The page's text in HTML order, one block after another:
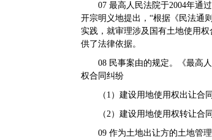
07 最高人民法院于2004年通
开宗明义地提出，“根据《民法通
实践，就审理涉及国有土地使用
供了法律依据。
08 民事案由的规定。
《最高
权合同纠纷
（1）建设用地使用权出让合
（2）建设用地使用权转让合
09 作为土地出让方的土地管